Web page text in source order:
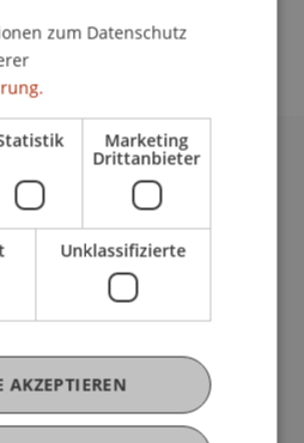
Hinweise
zum Datenschutz
Marketing
Drittanbieter
Unklassifizierte
AKZEPTIEREN